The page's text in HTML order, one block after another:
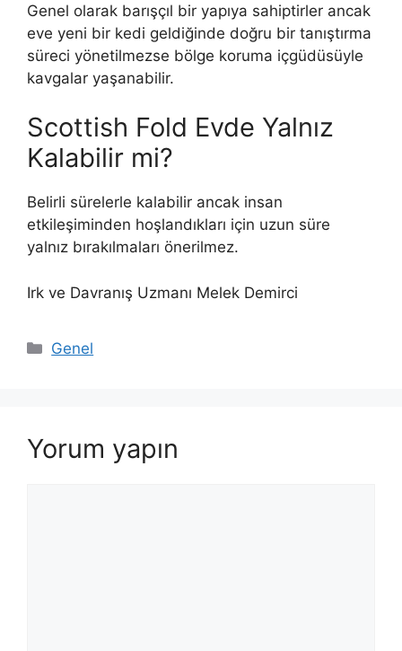
Genel olarak barışçıl bir yapıya sahiptirler ancak
eve yeni bir kedi geldiğinde doğru bir tanıştırma
süreci yönetilmezse bölge koruma içgüdüsüyle
kavgalar yaşanabilir.
Scottish Fold Evde Yalnız
Kalabilir mi?
Belirli sürelerle kalabilir ancak insan
etkileşiminden hoşlandıkları için uzun süre
yalnız bırakılmaları önerilmez.
Irk ve Davranış Uzmanı Melek Demirci
Kategoriler
Genel
Yorum yapın